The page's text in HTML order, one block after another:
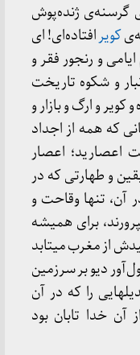
گرسنه‌ی ژنده‌پوش
کویرافتاده‌ای! ای
و رنجور فقر و
و شکوه تاریخت
کویر و ارگ و بازار و
که همه از اجداد
اعصارید؛ اعصار
و طهارتی که در
آن، تنها وقاحت و
برای همیشه
از مغرب میتابد
دیو بر سرزمین
را که در آن
خدا تابان بود